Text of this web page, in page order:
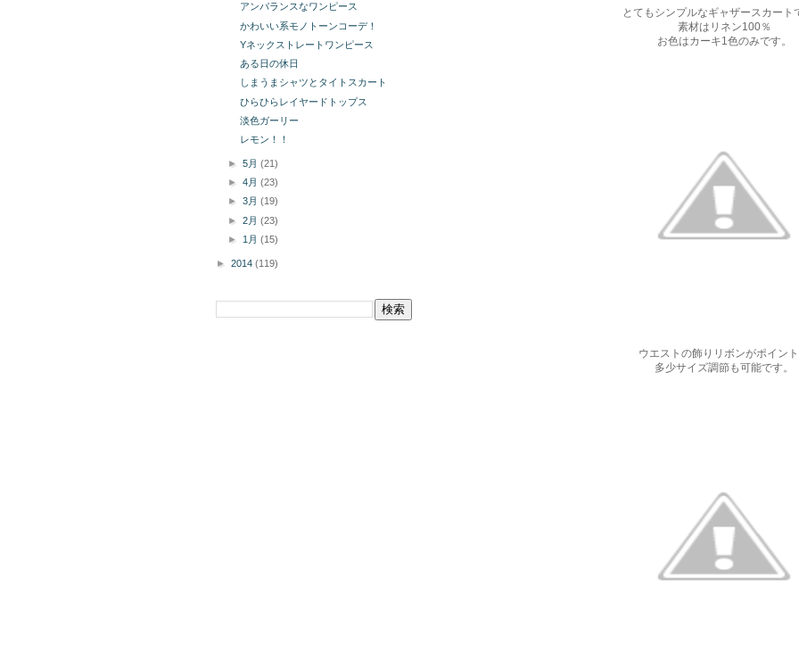
とてもシンプルなギャザースカート
素材はリネン100％
お色はカーキ1色のみです。
ウエストの飾りリボンがポイン
多少サイズ調節も可能です。
アンバランスなワンピース
かわいい系モノトーンコーデ！
Yネックストレートワンピース
ある日の休日
しまうまシャツとタイトスカート
ひらひらレイヤードトップス
淡色ガーリー
レモン！！
►5月(21)
►4月(23)
►3月(19)
►2月(23)
► 1月(15)
► 2014 (119)